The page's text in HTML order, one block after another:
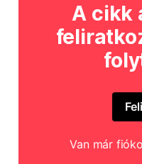
A cikk
Van már